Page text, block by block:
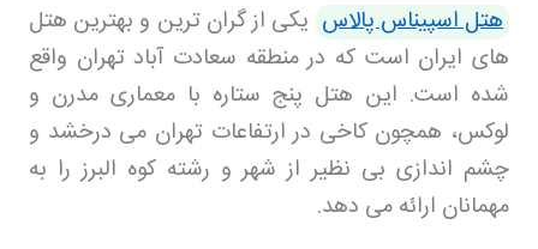
هتل اسپیناس پالاس یکی از گران ترین و بهترین هتل
های ایران است که در منطقه سعادت آباد تهران واقع
شده است. این هتل پنج ستاره با معماری مدرن و
لوکس، همچون کاخی در ارتفاعات تهران می درخشد و
چشم اندازی بی نظیر از شهر و رشته کوه البرز را به
مهمانان ارائه می دهد.